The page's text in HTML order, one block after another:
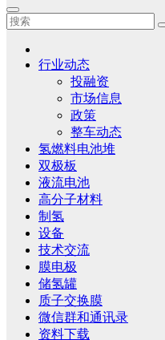
行业动态
投融资
市场信息
政策
整车动态
氢燃料电池堆
双极板
液流电池
高分子材料
制氢
设备
技术交流
膜电极
储氢罐
质子交换膜
微信群和通讯录
资料下载